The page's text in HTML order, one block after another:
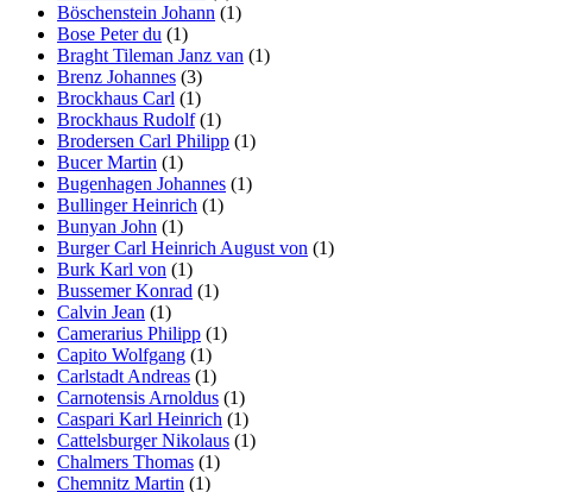
Böschenstein Johann (1)
Bose Peter du (1)
Braght Tileman Janz van (1)
Brenz Johannes (3)
Brockhaus Carl (1)
Brockhaus Rudolf(1)
Brodersen Carl Philipp (1)
Bucer Martin (1)
Bugenhagen Johannes (1)
Bullinger Heinrich (1)
Bunyan John (1)
Burger Carl Heinrich August von (1)
Burk Karl von (1)
Bussemer Konrad (1)
Calvin Jean (1)
Camerarius Philipp (1)
Capito Wolfgang (1)
Carlstadt Andreas (1)
Carnotensis Arnoldus (1)
Caspari Karl Heinrich (1)
Cattelsburger Nikolaus (1)
Chalmers Thomas (1)
Chemnitz Martin (1)